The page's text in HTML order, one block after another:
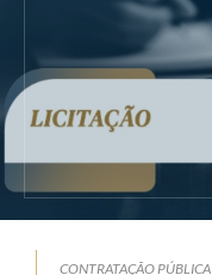
CONTRATAÇÃO PÚBLICA